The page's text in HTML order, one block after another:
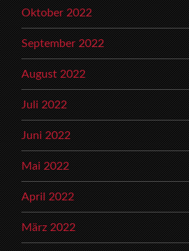
Oktober 2022
September 2022
August 2022
Juli 2022
Juni 2022
Mai 2022
April 2022
März 2022